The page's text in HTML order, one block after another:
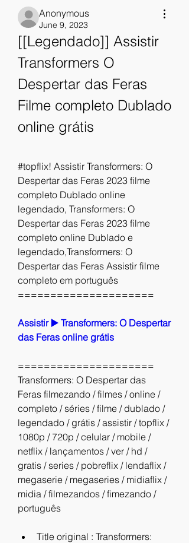
Anonymous
June 9, 2023
[[Legendado]] Assistir
Transformers O
Despertar das Feras
Filme completo Dublado
online grátis
#topflix! Assistir Transformers: O
Despertar das Feras 2023 filme
completo Dublado online
legendado, Transformers: O
Despertar das Feras 2023 filme
completo online Dublado e
legendado,Transformers: O
Despertar das Feras Assistir filme
completo em português
=====================
Assistir ▶️ Transformers: O Despertar
das Feras online grátis
=====================
Transformers: O Despertar das
Feras filmezando / filmes / online /
completo / séries / filme / dublado /
legendado / grátis / assistir / topflix /
1080p / 720p / celular / mobile /
netflix / lançamentos / ver / hd /
gratis / series / pobreflix / lendaflix /
megaserie / megaseries / midiaflix /
midia / filmezandos / fimezando /
português
Title original : Transformers: